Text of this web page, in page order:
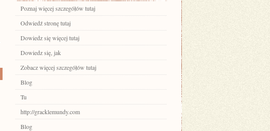
Poznaj więcej szczegółów tutaj
Odwiedź stronę tutaj
Dowiedz się więcej tutaj
Dowiedz się, jak
Zobacz więcej szczegółów tutaj
Blog
Tu
http://gracklemundy.com
Blog